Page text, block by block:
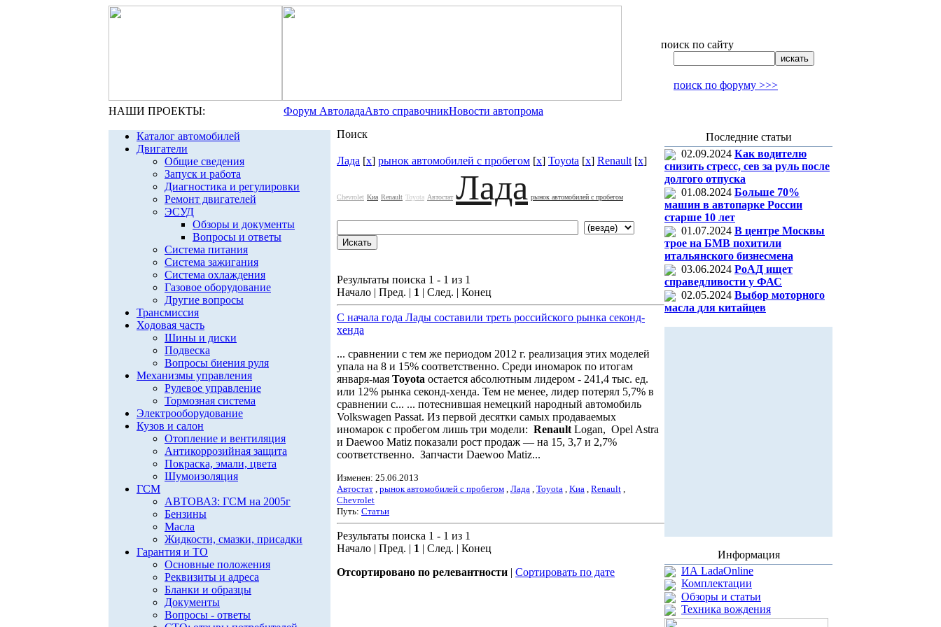
поиск по сайту
поиск по форуму >>>
НАШИ ПРОЕКТЫ: Форум АвтоладаАвто справочникНовости автопрома
Каталог автомобилей
Двигатели
Общие сведения
Запуск и работа
Диагностика и регулировки
Ремонт двигателей
ЭСУД
Обзоры и документы
Вопросы и ответы
Система питания
Система зажигания
Система охлаждения
Газовое оборудование
Другие вопросы
Трансмиссия
Ходовая часть
Шины и диски
Подвеска
Вопросы биения руля
Механизмы управления
Рулевое управление
Тормозная система
Электрооборудование
Кузов и салон
Отопление и вентиляция
Антикоррозийная защита
Покраска, эмали, цвета
Шумоизоляция
ГСМ
АВТОВАЗ: ГСМ на 2005г
Бензины
Масла
Жидкости, смазки, присадки
Гарантия и ТО
Основные положения
Реквизиты и адреса
Бланки и образцы
Документы
Вопросы - ответы
Поиск
Лада [x] рынок автомобилей с пробегом [x] Toyota [x] Renault [x]
Chevrolet Kиа Renault Toyota Автостат Лада рынок автомобилей с пробегом
Результаты поиска 1 - 1 из 1
Начало | Пред. | 1 | След. | Конец
С начала года Лады составили треть российского рынка секонд-
хенда
... сравнении с тем же периодом 2012 г. реализация этих моделей
упала на 8 и 15% соответственно. Среди иномарок по итогам
января-мая Toyota остается абсолютным лидером - 241,4 тыс. ед.
или 12% рынка секонд-хенда. Тем не менее, лидер потерял 5,7% в
сравнении с... ... потеснившая немецкий народный автомобиль
Volkswagen Passat. Из первой десятки самых продаваемых
иномарок с пробегом лишь три модели: Renault Logan, Opel Astra
и Daewoo Matiz показали рост продаж — на 15, 3,7 и 2,7%
соответственно. Запчасти Daewoo Matiz...
Изменен: 25.06.2013
Автостат , рынок автомобилей с пробегом , Лада , Toyota , Kиа , Renault ,
Chevrolet
Путь: Статьи
Результаты поиска 1 - 1 из 1
Начало | Пред. | 1 | След. | Конец
Отсортировано по релевантности | Сортировать по дате
Последние статьи
02.09.2024 Как водителю
снизить стресс, сев за руль после
долгого отпуска
01.08.2024 Больше 70%
машин в автопарке России
старше 10 лет
01.07.2024 В центре Москвы
трое на БМВ похитили
итальянского бизнесмена
03.06.2024 РоАД ищет
справедливости у ФАС
02.05.2024 Выбор моторного
масла для китайцев
Информация
ИА LadaOnline
Комплектации
Обзоры и статьи
Техника вождения